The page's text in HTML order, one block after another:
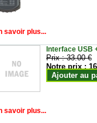
savoir plus...
Interface USB
Prix :33.00 €
Notre prix :
Ajouter au
savoir plus...